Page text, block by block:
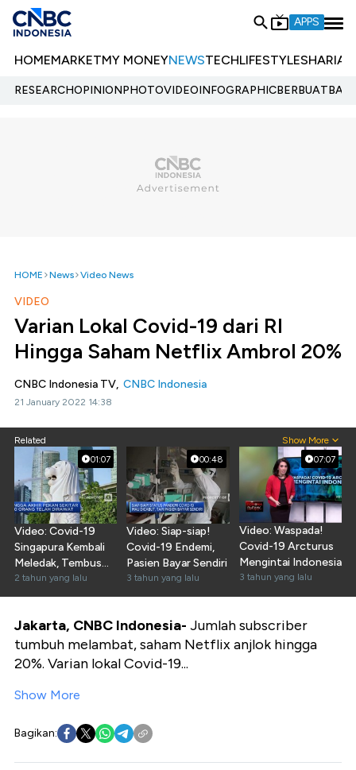
APPS
HOMEMARKETMY MONEYNEWSTECHLIFESTYLESHARIA
RESEARCHOPINIONPHOTOVIDEOINFOGRAPHIC
HOME News Video News
VIDEO
Varian Lokal Covid-19 dari RI
Hingga Saham Netflix Ambrol 20%
CNBC Indonesia TV, CNBC Indonesia
21 January 2022 14:38
Related Show More
01:07
Video: Covid-19
Singapura Kembali
Meledak, Tembus
250 Ribu Kasus
2 tahun yang lalu
00:48
Video: Siap-siap!
Covid-19 Endemi,
Pasien Bayar Sendiri
3 tahun yang lalu
07:07
Video: Waspada!
Covid-19 Arcturus
Mengintai Indonesia
3 tahun yang lalu
Jakarta, CNBC Indonesia- Jumlah subscriber
tumbuh melambat, saham Netflix anjlok hingga
20%. Varian lokal Covid-19...
Show More
Bagikan: